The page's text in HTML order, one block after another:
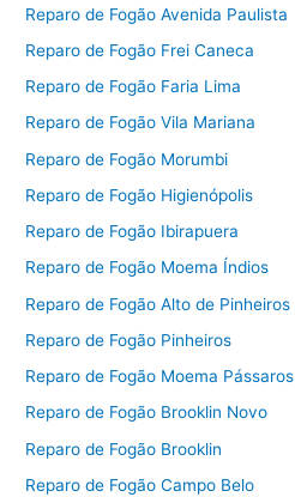
Reparo de Fogão Avenida Paulista
Reparo de Fogão Frei Caneca
Reparo de Fogão Faria Lima
Reparo de Fogão Vila Mariana
Reparo de Fogão Morumbi
Reparo de Fogão Higienópolis
Reparo de Fogão Ibirapuera
Reparo de Fogão Moema Índios
Reparo de Fogão Alto de Pinheiros
Reparo de Fogão Pinheiros
Reparo de Fogão Moema Pássaros
Reparo de Fogão Brooklin Novo
Reparo de Fogão Brooklin
Reparo de Fogão Campo Belo